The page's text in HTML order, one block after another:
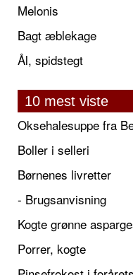
Melonis
Bagt æblekage
Ål, spidstegt
10 mest viste
Oksehalesuppe fra
Boller i selleri
Børnenes livretter
- Brugsanvisning
Kogte grønne
Porrer, kogte